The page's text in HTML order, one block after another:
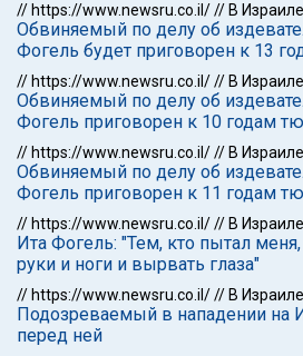
// https://www.newsru.co.il/// В Израиле
Обвиняемый по делу об
Фогель будет приговорен к 13
// https://www.newsru.co.il/// В Израиле
Обвиняемый по делу об
Фогель приговорен к 10 годам
// https://www.newsru.co.il/// В Израиле
Обвиняемый по делу об
Фогель приговорен к 11 годам
// https://www.newsru.co.il/// В Израиле
Ита Фогель: "Тем, кто пытал
руки и ноги и вырвать глаза"
// https://www.newsru.co.il/// В Израиле
Подозреваемый в нападении на
перед ней